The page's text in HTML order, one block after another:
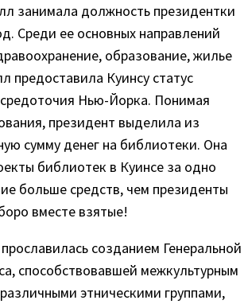
занимала должность президентки
Среди ее основных направлений
образование, жилье
предоставила Куинсу статус
средоточия Нью-Йорка. Понимая
президент выделила из
сумму денег на библиотеки. Она
библиотек в Куинсе за одно
больше средств, чем президенты
вместе взятые!
созданием Генеральной
способствовавшей межкультурным
этническими группами,